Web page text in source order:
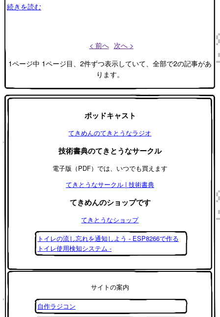
続きを読む
< 前へ 次へ >
1ページ中 1ページ目、2件ずつ表示していて、全部で2の記事があ
ります。
ポッドキャスト
てきめんのてきとうなラジオ
技術書典のてきとうなサークル
電子版（PDF）では、いつでも買えます
てきとうなサークル | 技術書典
てきめんのショップです
てきとうなショップ
トイレの流し忘れを通知しよう - ESP8266で作る
トイレ使用検知システム -
サイトの案内
自作ラジコン